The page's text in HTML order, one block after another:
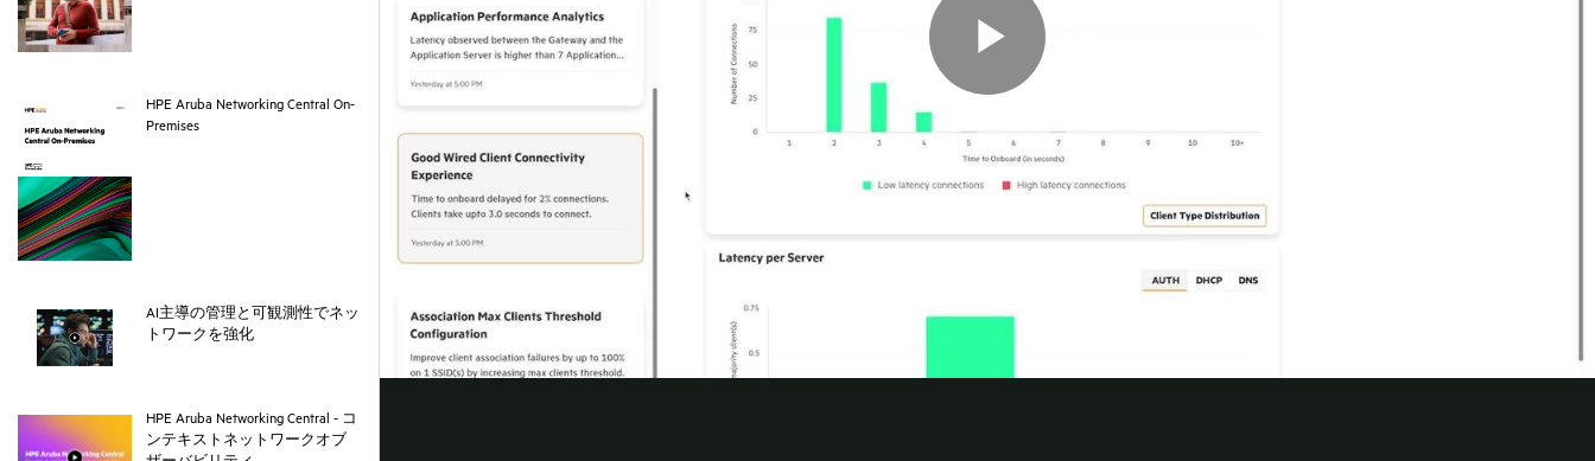
HPE Aruba Networking Central On-
Premisespdf
AI主導の管理と可観測性でネッ
トワークを強化webpage
HPE Aruba Networking Central - コ
ンテキストネットワークオブ